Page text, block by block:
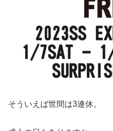
そういえば世間は3連休。